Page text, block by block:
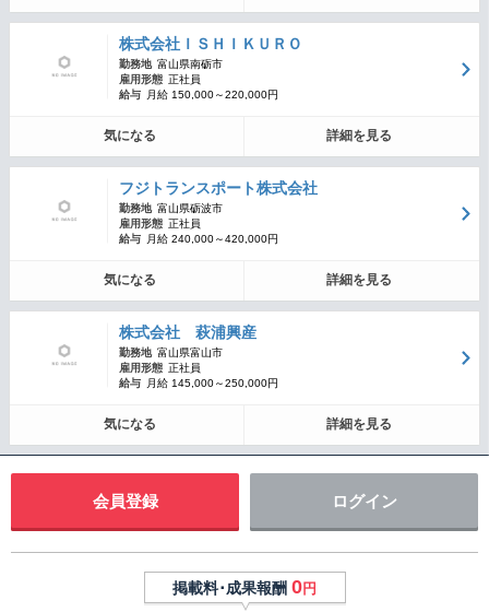
株式会社ＩＳＨＩＫＵＲＯ
勤務地 富山県南砺市
雇用形態 正社員
給与
月給 150,000～220,000円
気になる 詳細を見る
フジトランスポート株式会社
勤務地 富山県砺波市
雇用形態 正社員
給与
月給 240,000～420,000円
気になる 詳細を見る
株式会社 萩浦興産
勤務地 富山県富山市
雇用形態 正社員
給与
月給 145,000～250,000円
気になる 詳細を見る
会員登録 ログイン
掲載料･成果報酬 0円